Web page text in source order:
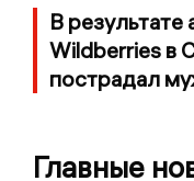
В
Wildberries в
пострадал
Главные